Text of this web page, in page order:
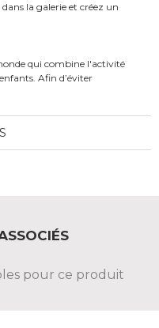
la galerie et créez un
qui combine l'activité
Afin d’éviter
pour ce produit